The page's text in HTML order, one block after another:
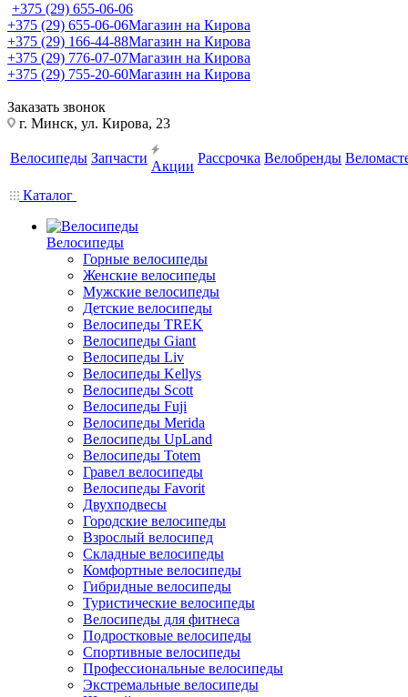
+375 (29) 655-06-06
+375 (29) 655-06-06Магазин на Кирова
+375 (29) 166-44-88Магазин на Кирова
+375 (29) 776-07-07Магазин на Кирова
+375 (29) 755-20-60Магазин на Кирова
Заказать звонок
г. Минск, ул. Кирова, 23
Велосипеды Запчасти
Акции
Рассрочка Велобренды
Каталог
Велосипеды
Горные велосипеды
Женские велосипеды
Мужские велосипеды
Детские велосипеды
Велосипеды TREK
Велосипеды Giant
Велосипеды Liv
Велосипеды Kellys
Велосипеды Scott
Велосипеды Fuji
Велосипеды Merida
Велосипеды UpLand
Велосипеды Totem
Гравел велосипеды
Велосипеды Favorit
Двухподвесы
Городские велосипеды
Взрослый велосипед
Складные велосипеды
Комфортные велосипеды
Гибридные велосипеды
Туристические велосипеды
Велосипеды для фитнеса
Подростковые велосипеды
Спортивные велосипеды
Профессиональные велосипеды
Экстремальные велосипеды